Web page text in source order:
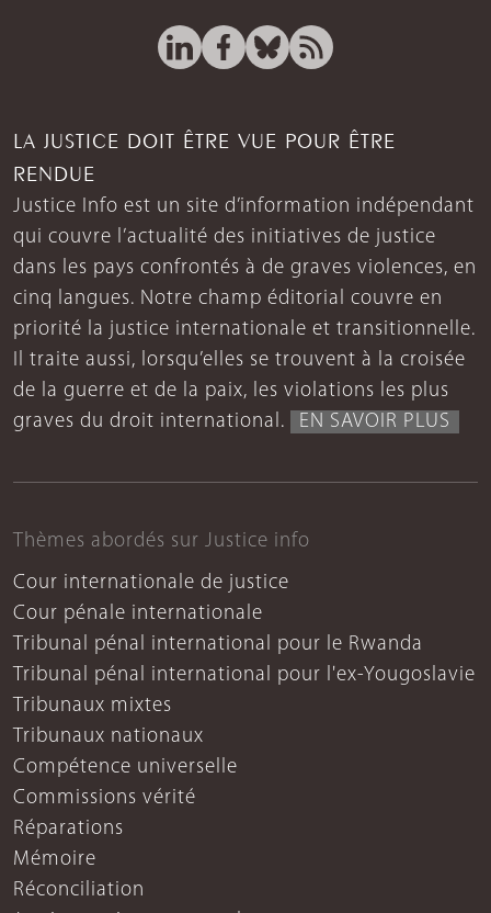
LA JUSTICE DOIT ÊTRE VUE POUR ÊTRE
RENDUE
Justice Info est un site d’information indépendant
qui couvre l’actualité des initiatives de justice
dans les pays confrontés à de graves violences, en
cinq langues. Notre champ éditorial couvre en
priorité la justice internationale et transitionnelle.
Il traite aussi, lorsqu’elles se trouvent à la croisée
de la guerre et de la paix, les violations les plus
graves du droit international.
EN SAVOIR PLUS
Thèmes abordés sur Justice info
Cour internationale de justice
Cour pénale internationale
Tribunal pénal international pour le Rwanda
Tribunal pénal international pour l'ex-Yougoslavie
Tribunaux mixtes
Tribunaux nationaux
Compétence universelle
Commissions vérité
Réparations
Mémoire
Réconciliation